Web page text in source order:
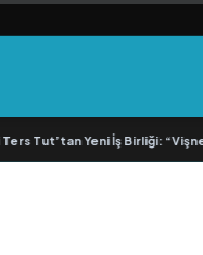
Tut’tan Yeni İş Birliği: “Vişne”•